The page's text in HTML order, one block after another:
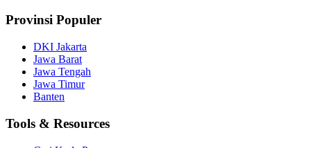
Provinsi Populer
DKI Jakarta
Jawa Barat
Jawa Tengah
Jawa Timur
Banten
Tools & Resources